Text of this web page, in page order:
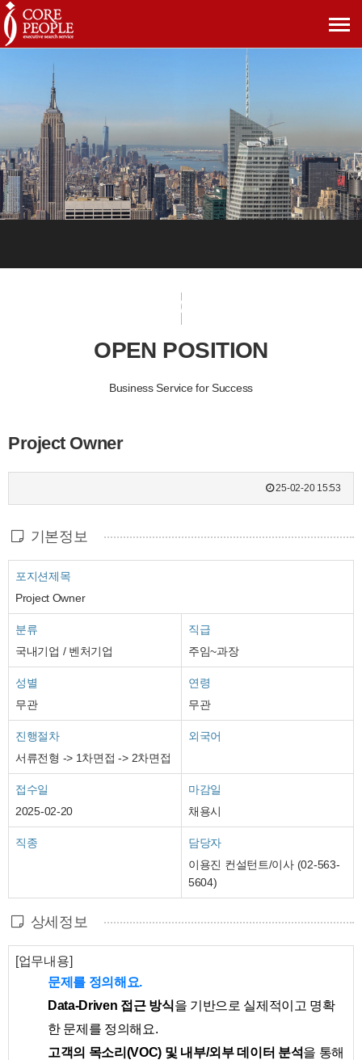
메
OPEN POSITION
OPEN POSITION
Business Service for Success
Project Owner
25-02-20 15:53
기본정보
포지션제목
Project Owner
분류
국내기업 / 벤처기업
직급
주임~과장
성별
무관
연령
무관
진행절차
서류전형 -> 1차면접 -> 2차면접
외국어
접수일
2025-02-20
마감일
채용시
직종
담당자
이용진 컨설턴트/이사 (02-563-
5604)
상세정보
[업무내용]
문제를 정의해요.
Data-Driven 접근 방식을 기반으로 실제적이고 명확
한 문제를 정의해요.
고객의 목소리(VOC) 및 내부/외부 데이터 분석을 통해